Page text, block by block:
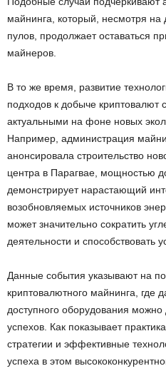
майнинга, который, несмотря
пулов, продолжает оставаться
майнеров.
В то же время, развитие
подходов к добыче криптовалют
актуальными на фоне новых
Например, администрация
анонсировала строительство
центра в Парагвае, мощностью
демонстрирует нарастающий
возобновляемых источников
может значительно сократить
деятельности и способствовать
Данные события указывают на
криптовалютного майнинга, где
доступного оборудования
успехов. Как показывает
стратегии и эффективные
успеха в этом